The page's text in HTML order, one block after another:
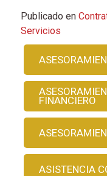
Publicado en
Servicios
FINANCIERO
ASISTENCIA